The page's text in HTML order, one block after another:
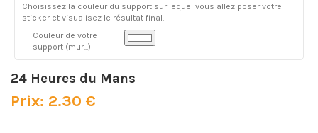
Choisissez la couleur du support sur lequel vous allez poser votre
sticker et visualisez le résultat final.
Couleur de votre
support (mur...)
24 Heures du Mans
Prix: 2.30 €